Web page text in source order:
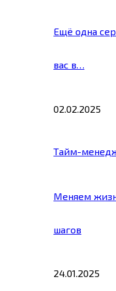
Ещё одна
вас в…
02.02.2025
Тайм-
Меняем
шагов
24.01.2025